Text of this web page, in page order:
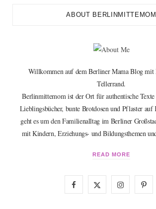
ABOUT BERLINMITTEMOM
Willkommen auf dem Berliner Mama Blog mit
Tellerrand.
Berlinmittemom ist der Ort für authentische Texte
Lieblingsbücher, bunte Brotdosen und Pflaster
geht es um den Familienalltag im Berliner
mit Kindern, Erziehungs- und Bildungsthemen
READ MORE
I
P